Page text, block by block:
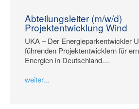
Abteilungsleiter (m/w/d)
Projektentwicklung Wind
UKA – Der Energieparkentwickler
führenden Projektentwicklern für
Energien in Deutschland....
weiter...